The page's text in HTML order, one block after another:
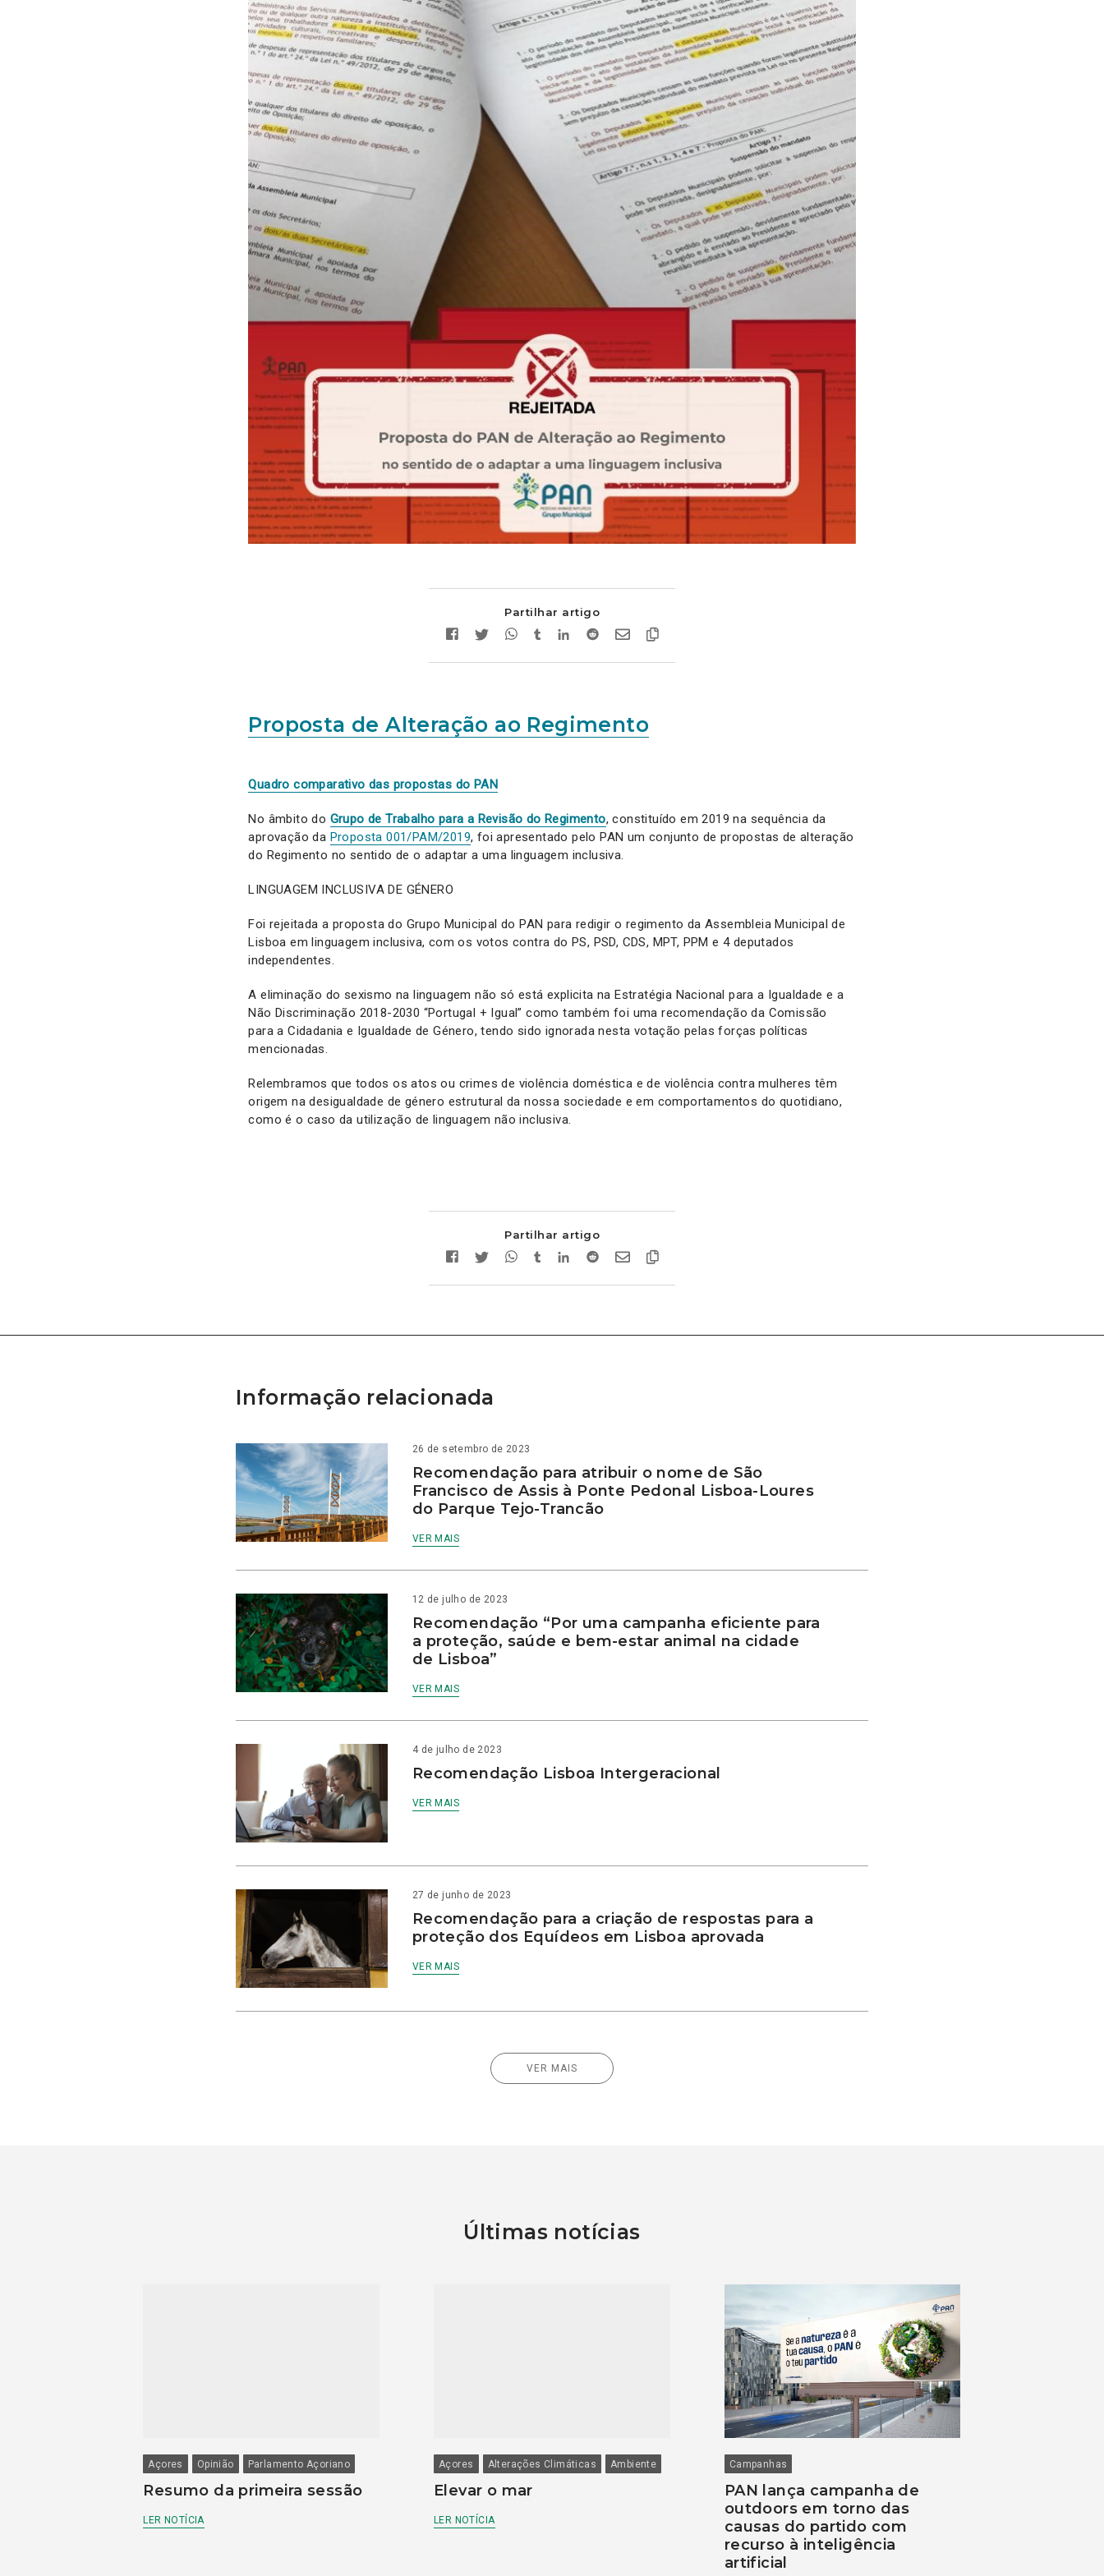
Partilhar artigo
Proposta de Alteração ao Regimento
Quadro comparativo das propostas do PAN
No âmbito do Grupo de Trabalho para a Revisão do Regimento, constituído em 2019 na sequência da
aprovação da Proposta 001/PAM/2019, foi apresentado pelo PAN um conjunto de propostas de alteração
do Regimento no sentido de o adaptar a uma linguagem inclusiva.
LINGUAGEM INCLUSIVA DE GÉNERO
Foi rejeitada a proposta do Grupo Municipal do PAN para redigir o regimento da Assembleia Municipal de
Lisboa em linguagem inclusiva, com os votos contra do PS, PSD, CDS, MPT, PPM e 4 deputados
independentes.
A eliminação do sexismo na linguagem não só está explicita na Estratégia Nacional para a Igualdade e a
Não Discriminação 2018-2030 “Portugal + Igual” como também foi uma recomendação da Comissão
para a Cidadania e Igualdade de Género, tendo sido ignorada nesta votação pelas forças políticas
mencionadas.
Relembramos que todos os atos ou crimes de violência doméstica e de violência contra mulheres têm
origem na desigualdade de género estrutural da nossa sociedade e em comportamentos do quotidiano,
como é o caso da utilização de linguagem não inclusiva.
Partilhar artigo
Informação relacionada
26 de setembro de 2023
Recomendação para atribuir o nome de São
Francisco de Assis à Ponte Pedonal Lisboa-Loures
do Parque Tejo-Trancão
VER MAIS
12 de julho de 2023
Recomendação “Por uma campanha eficiente para
a proteção, saúde e bem-estar animal na cidade
de Lisboa”
VER MAIS
4 de julho de 2023
Recomendação Lisboa Intergeracional
VER MAIS
27 de junho de 2023
Recomendação para a criação de respostas para a
proteção dos Equídeos em Lisboa aprovada
VER MAIS
VER MAIS
Últimas notícias
Açores Opinião Parlamento Açoriano
Resumo da primeira sessão
LER NOTÍCIA
Açores Alterações Climáticas Ambiente
Elevar o mar
LER NOTÍCIA
Campanhas
PAN lança campanha de
outdoors em torno das
causas do partido com
recurso à inteligência
artificial